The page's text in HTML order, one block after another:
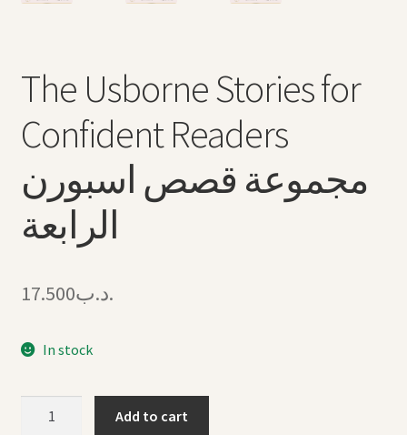
The Usborne Stories for
Confident Readers
مجموعة قصص اسبورن
الرابعة
.د.ب17.500
In stock
Add to cart